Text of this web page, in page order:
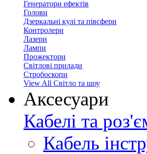
Генератори ефектів
Голови
Дзеркальні кулі та півсфери
Контролери
Лазери
Лампи
Прожектори
Світлові прилади
Стробоскопи
View All Світло та шоу
Аксесуари
Кабелі та
Кабель